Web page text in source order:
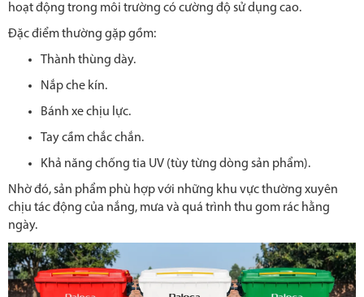
hoạt động trong môi trường có cường độ sử dụng cao.
Đặc điểm thường gặp gồm:
Thành thùng dày.
Nắp che kín.
Bánh xe chịu lực.
Tay cầm chắc chắn.
Khả năng chống tia UV (tùy từng dòng sản phẩm).
Nhờ đó, sản phẩm phù hợp với những khu vực thường xuyên
chịu tác động của nắng, mưa và quá trình thu gom rác hằng
ngày.